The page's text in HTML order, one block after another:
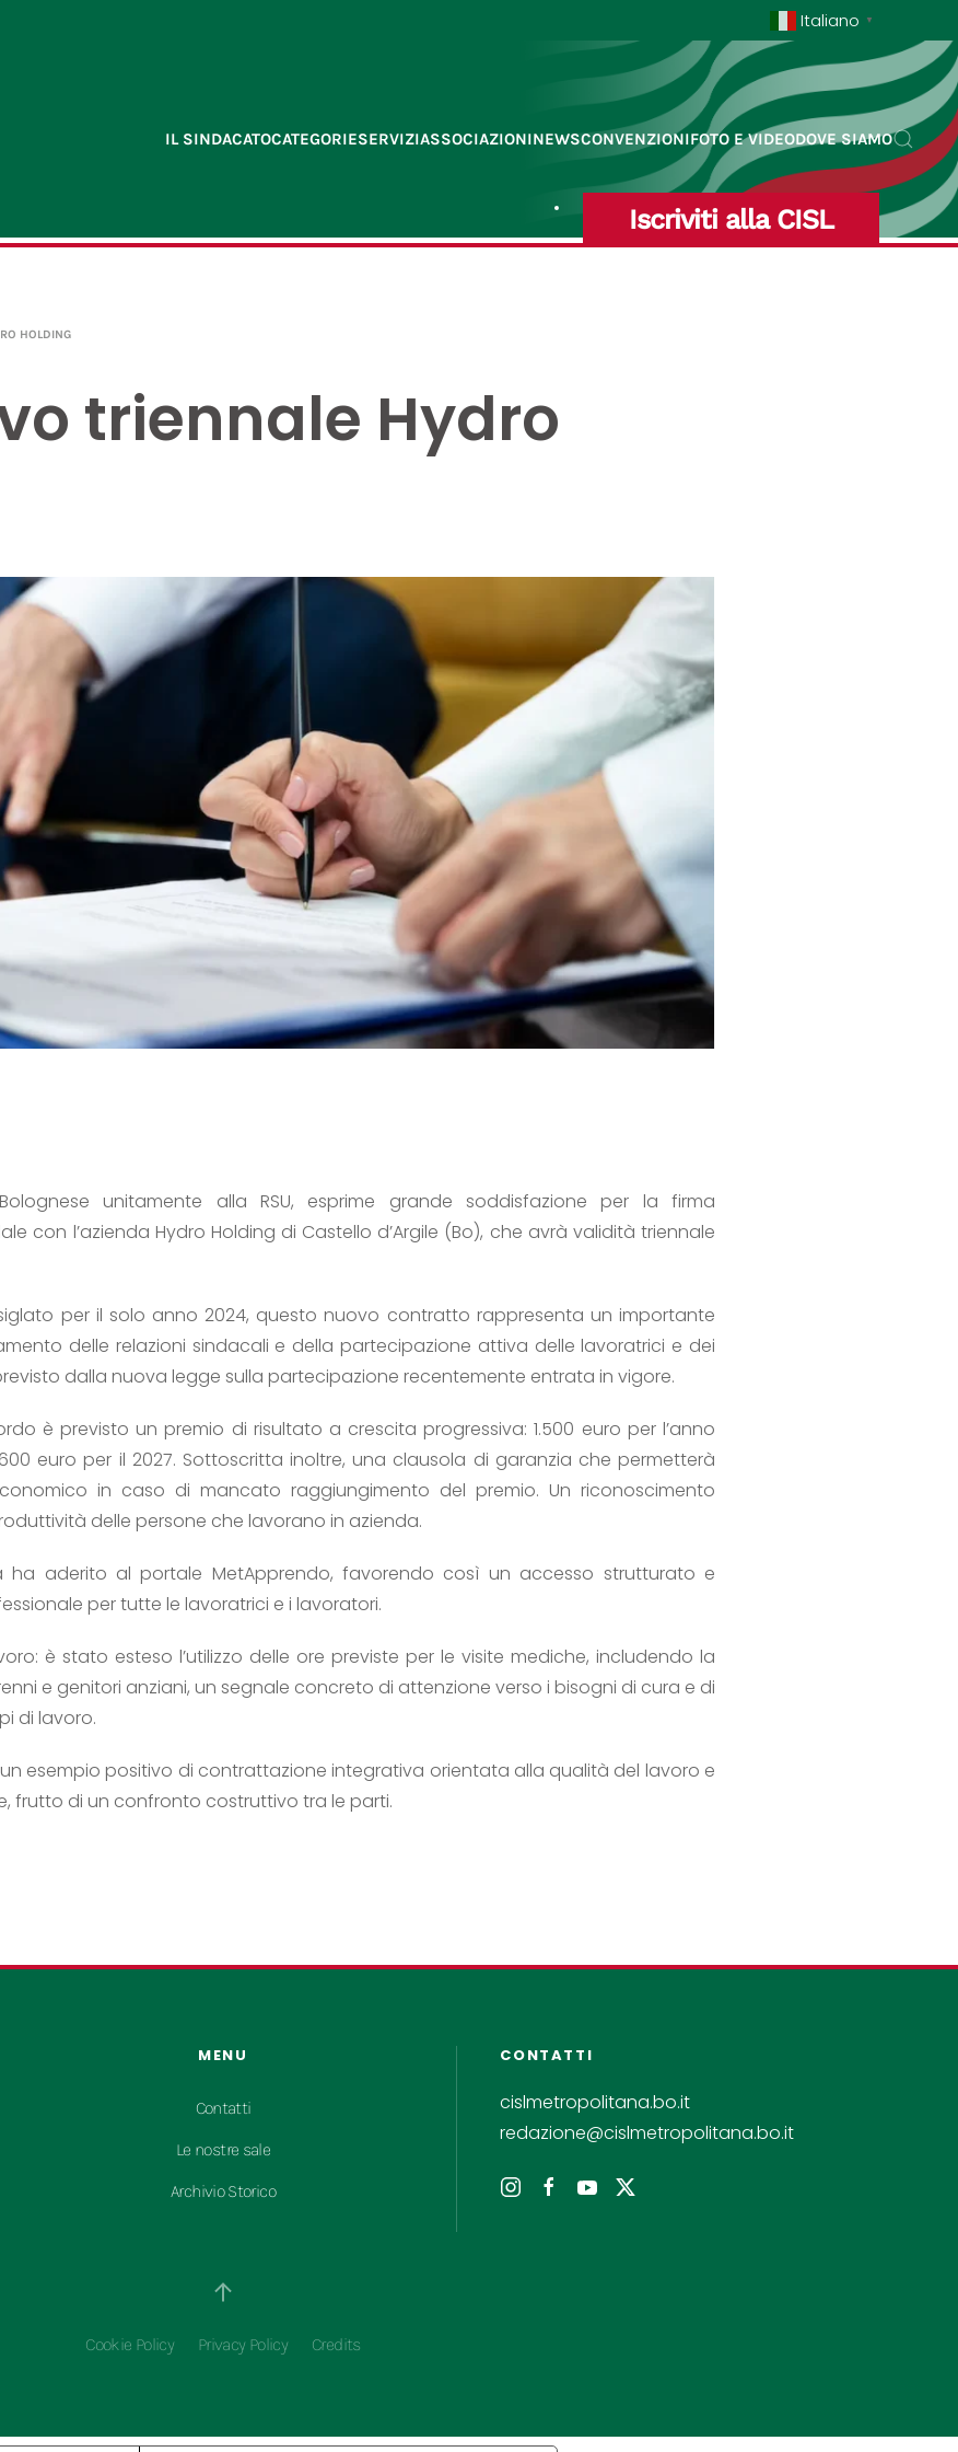
Italiano ▼
IL SINDACATOCATEGORIESERVIZIASSOCIAZIONINEWSCONVENZIONIFOTO E VIDEODOVE SIAMO
Iscriviti alla CISL
HOLDING
triennale Hydro
Bolognese unitamente alla RSU, esprime grande soddisfazione per la firma
con l’azienda Hydro Holding di Castello d’Argile (Bo), che avrà validità triennale
per il solo anno 2024, questo nuovo contratto rappresenta un importante
delle relazioni sindacali e della partecipazione attiva delle lavoratrici e dei
dalla nuova legge sulla partecipazione recentemente entrata in vigore.
è previsto un premio di risultato a crescita progressiva: 1.500 euro per l’anno
euro per il 2027. Sottoscritta inoltre, una clausola di garanzia che permetterà
in caso di mancato raggiungimento del premio. Un riconoscimento
delle persone che lavorano in azienda.
ha aderito al portale MetApprendo, favorendo così un accesso strutturato e
per tutte le lavoratrici e i lavoratori.
è stato esteso l’utilizzo delle ore previste per le visite mediche, includendo la
e genitori anziani, un segnale concreto di attenzione verso i bisogni di cura e di
di lavoro.
esempio positivo di contrattazione integrativa orientata alla qualità del lavoro e
frutto di un confronto costruttivo tra le parti.
MENU
Contatti
Le nostre sale
Archivio Storico
CONTATTI
cislmetropolitana.bo.it
redazione@cislmetropolitana.bo.it
Cookie Policy Privacy Policy Credits